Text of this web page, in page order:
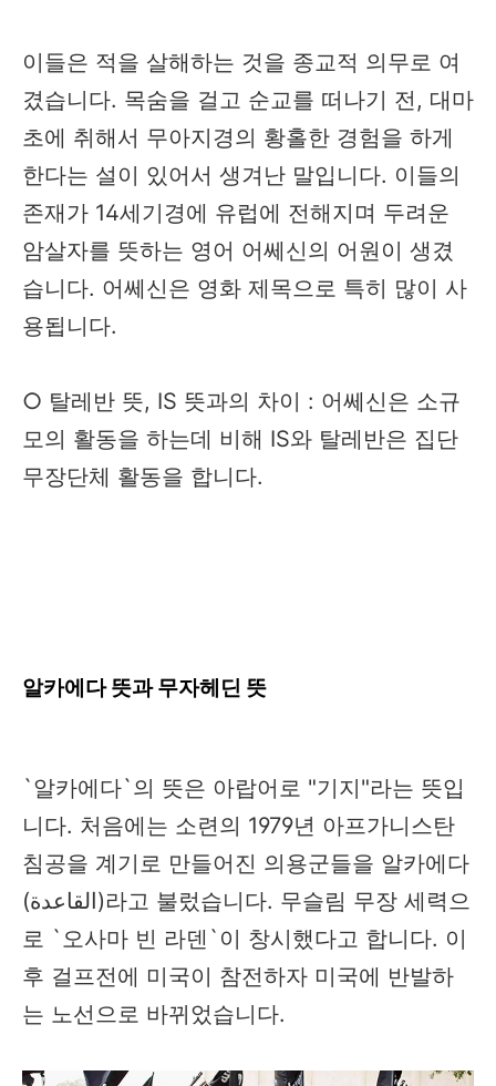
이들은 적을 살해하는 것을 종교적 의무로 여
겼습니다. 목숨을 걸고 순교를 떠나기 전, 대마
초에 취해서 무아지경의 황홀한 경험을 하게
한다는 설이 있어서 생겨난 말입니다. 이들의
존재가 14세기경에 유럽에 전해지며 두려운
암살자를 뜻하는 영어 어쎄신의 어원이 생겼
습니다. 어쎄신은 영화 제목으로 특히 많이 사
용됩니다.
○ 탈레반 뜻, IS 뜻과의 차이 : 어쎄신은 소규
모의 활동을 하는데 비해 IS와 탈레반은 집단
무장단체 활동을 합니다.
알카에다 뜻과 무자헤딘 뜻
`알카에다`의 뜻은 아랍어로 "기지"라는 뜻입
니다. 처음에는 소련의 1979년 아프가니스탄
침공을 계기로 만들어진 의용군들을 알카에다
(القاعدة)라고 불렀습니다. 무슬림 무장 세력으
로 `오사마 빈 라덴`이 창시했다고 합니다. 이
후 걸프전에 미국이 참전하자 미국에 반발하
는 노선으로 바뀌었습니다.